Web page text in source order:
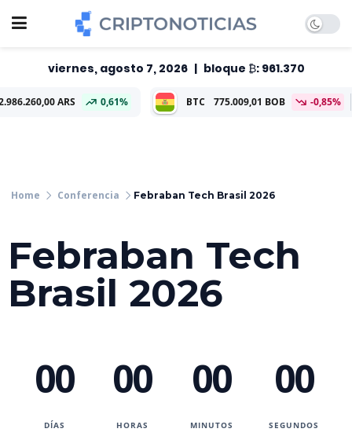
viernes, agosto 7, 2026 | bloque ₿: 961.370
ARS 0,61% BTC 775.009,01 BOB -0,85% ETH
Conferencia Febraban Tech Brasil 2026
Febraban Tech
Brasil 2026
00
DÍAS
00
HORAS
00
MINUTOS
00
SEGUNDOS